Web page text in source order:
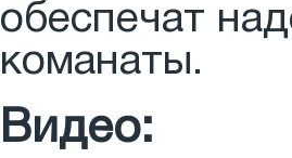
обеспечат
команаты.
Видео: